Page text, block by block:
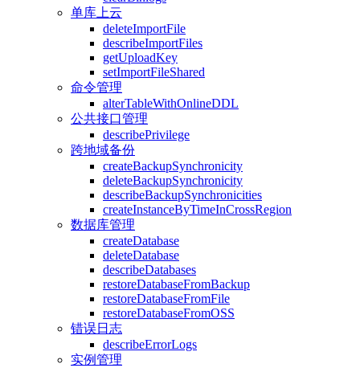
单库上云
deleteImportFile
describeImportFiles
getUploadKey
setImportFileShared
命令管理
alterTableWithOnlineDDL
公共接口管理
describePrivilege
跨地域备份
createBackupSynchronicity
deleteBackupSynchronicity
describeBackupSynchronicities
createInstanceByTimeInCrossRegion
数据库管理
createDatabase
deleteDatabase
describeDatabases
restoreDatabaseFromBackup
restoreDatabaseFromFile
restoreDatabaseFromOSS
错误日志
describeErrorLogs
实例管理